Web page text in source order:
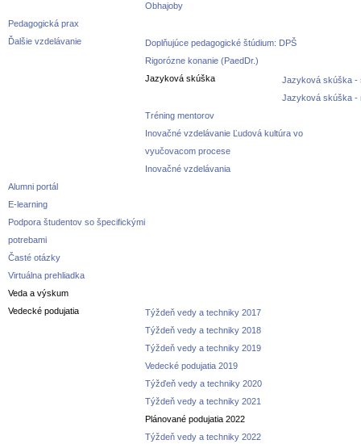
Obhajoby
Pedagogická prax
Ďalšie vzdelávanie
Doplňujúce pedagogické štúdium: DPŠ
Rigorózne konanie (PaedDr.)
Jazyková skúška
Jazyková skúška -
Jazyková skúška -
Tréning mentorov
Inovačné vzdelávanie Ľudová kultúra vo
vyučovacom procese
Inovačné vzdelávania
Alumni portál
E-learning
Podpora študentov so špecifickými
potrebami
Časté otázky
Virtuálna prehliadka
Veda a výskum
Vedecké podujatia
Týždeň vedy a techniky 2017
Týždeň vedy a techniky 2018
Týždeň vedy a techniky 2019
Vedecké podujatia 2019
Týžďeň vedy a techniky 2020
Týždeň vedy a techniky 2021
Plánované podujatia 2022
Týždeň vedy a techniky 2022